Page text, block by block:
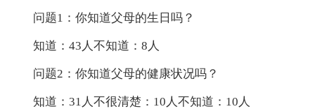
问题1：你知道父母的生日吗？
知道：43人不知道：8人
问题2：你知道父母的健康状况吗？
知道：31人不很清楚：10人不知道：10人